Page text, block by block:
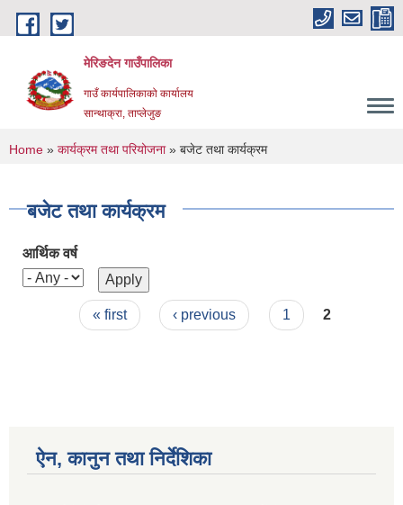
Skip to main content
मेरिङदेन गाउँपालिका
गाउँ कार्यपालिकाको कार्यालय
सान्थाक्रा, ताप्लेजुङ
You are here
Home » कार्यक्रम तथा परियोजना» बजेट तथा कार्यक्रम
बजेट तथा कार्यक्रम
आर्थिक वर्ष
Pages« first ‹ previous 1 2
ऐन, कानुन तथा निर्देशिका